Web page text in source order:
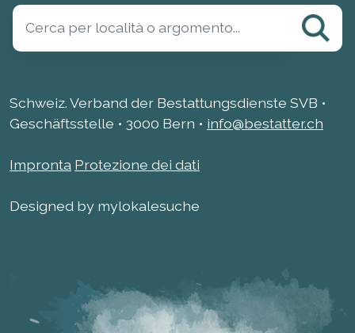
Schweiz. Verband der Bestattungsdienste SVB •
Geschäftsstelle • 3000 Bern • info@bestatter.ch
Impronta Protezione dei dati
Designed by mylokalesuche